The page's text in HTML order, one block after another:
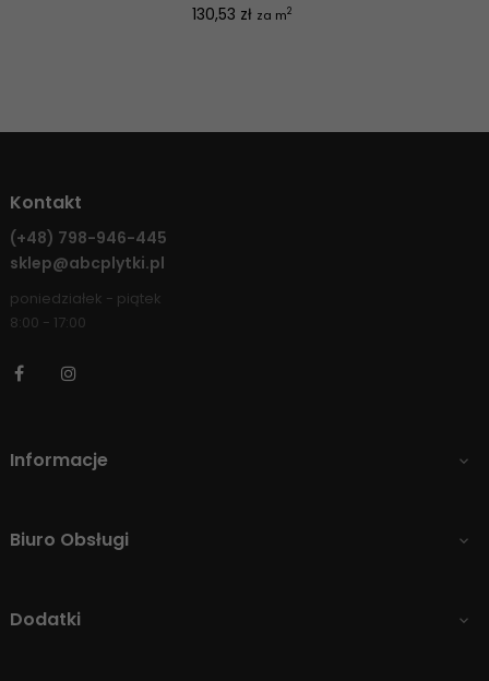
Cena
130,53 zł za m2
Kontakt
(+48) 798-946-445
sklep@abcplytki.pl
poniedziałek - piątek
8:00 - 17:00
Facebook
Informacje 
Biuro Obsługi 
Dodatki 